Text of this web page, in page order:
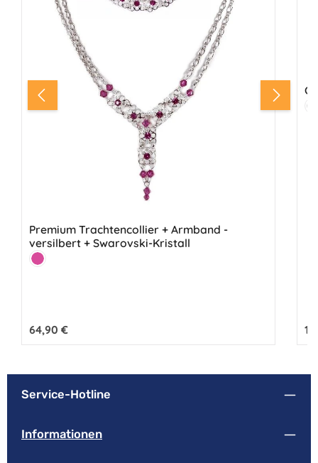
Premium Trachtencollier + Armband -
versilbert + Swarovski-Kristall
Farbe:
Pink
Regulärer Preis:
64,90 €
Service-Hotline
Informationen